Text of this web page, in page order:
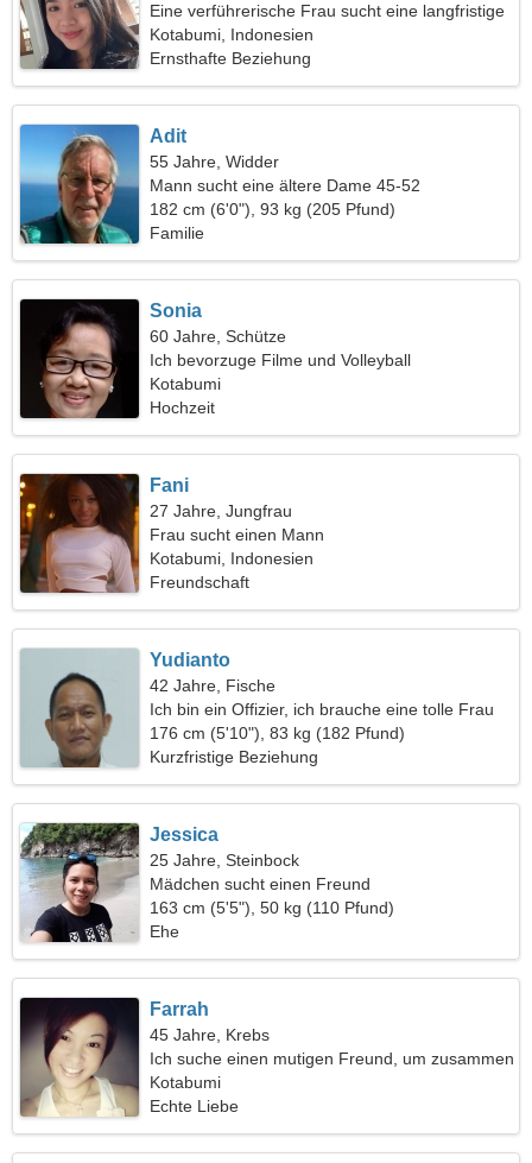
Eine verführerische Frau sucht eine langfristige
Beziehung
Kotabumi, Indonesien
Ernsthafte Beziehung
Adit
55 Jahre, Widder
Mann sucht eine ältere Dame 45-52
182 cm (6'0"), 93 kg (205 Pfund)
Familie
Sonia
60 Jahre, Schütze
Ich bevorzuge Filme und Volleyball
Kotabumi
Hochzeit
Fani
27 Jahre, Jungfrau
Frau sucht einen Mann
Kotabumi, Indonesien
Freundschaft
Yudianto
42 Jahre, Fische
Ich bin ein Offizier, ich brauche eine tolle Frau
176 cm (5'10"), 83 kg (182 Pfund)
Kurzfristige Beziehung
Jessica
25 Jahre, Steinbock
Mädchen sucht einen Freund
163 cm (5'5"), 50 kg (110 Pfund)
Ehe
Farrah
45 Jahre, Krebs
Ich suche einen mutigen Freund, um zusammen
zu reisen
Kotabumi
Echte Liebe